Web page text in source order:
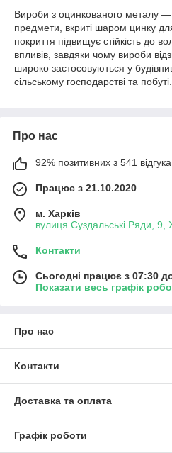
Вироби з оцинкованого металу —
предмети, вкриті шаром цинку для
покриття підвищує стійкість до
впливів, завдяки чому вироби
широко застосовуються у
сільському господарстві та побуті.
Про нас
92% позитивних з 541 відгука
Працює з 21.10.2020
м. Харків
вулиця Суздальські Ряди, 9,
Контакти
Сьогодні працює з 07:30
Показати весь графік
Про нас
Контакти
Доставка та оплата
Графік роботи